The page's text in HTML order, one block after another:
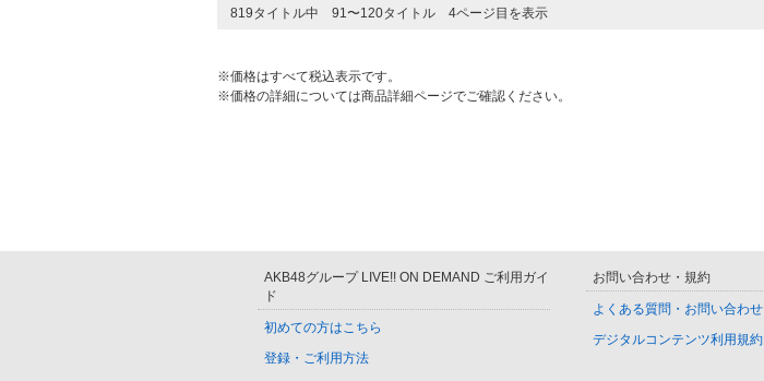
819タイトル中 91〜120タイトル 4ページ目を表示
※価格はすべて税込表示です。
※価格の詳細については商品詳細ページでご確認ください。
AKB48グループ LIVE!! ON DEMAND ご利用ガイ
ド
初めての方はこちら
登録・ご利用方法
お問い合わせ・規約
よくある質問・お問い合わせ
デジタルコンテンツ利用規約